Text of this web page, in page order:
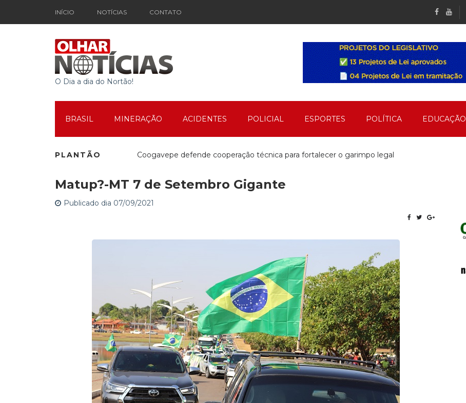
INÍCIO NOTÍCIAS CONTATO
O Dia a dia do Nortão!
BRASIL MINERAÇÃO ACIDENTES POLICIAL ESPORTES POLÍTICA EDUCAÇÃO
PLANTÃO Coogavepe defende cooperação técnica para fortalecer o garimpo legal
Mutirão Social em Movimento no Bairro Mãe de Deus em Peixoto
R$ 14 milhões garantidos para água tratada de União do Norte
Direito a quem tem Direito: Prefeito convoca aprovados em concurso no ano de 2024
Matup?-MT 7 de Setembro Gigante
Publicado dia 07/09/2021